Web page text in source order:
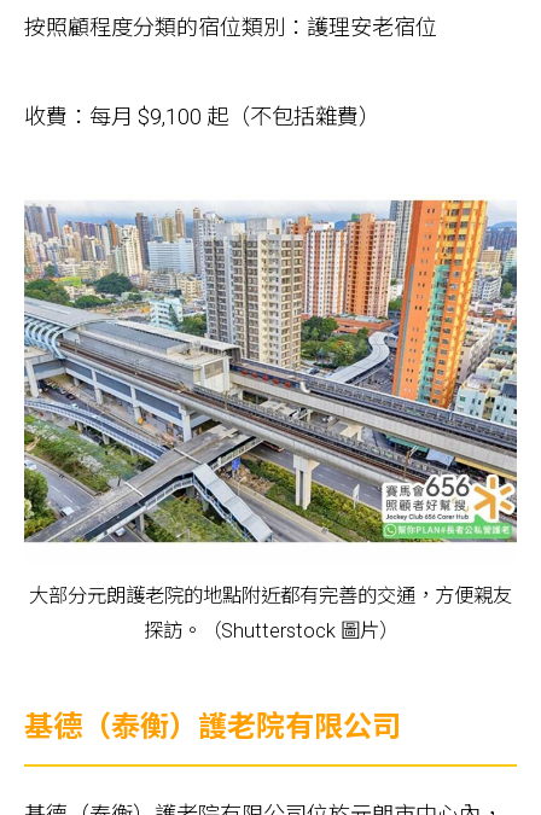
按照顧程度分類的宿位類別：護理安老宿位
收費：每月 $9,100 起（不包括雜費）
大部分元朗護老院的地點附近都有完善的交通，方便親友
探訪。（Shutterstock 圖片）
基德（泰衡）護老院有限公司